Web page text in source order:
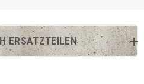
ERSATZTEILEN